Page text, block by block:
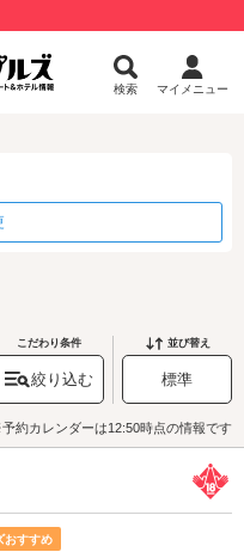
検索 マイメニュー
こだわり条件
絞り込む
並び替え
標準
約カレンダーは12:50時点の情報です
おすすめ